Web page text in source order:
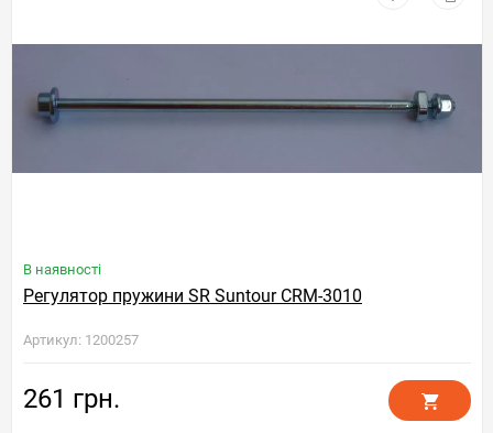
В наявності
Регулятор пружини SR Suntour CRM-3010
Артикул: 1200257
261 грн.